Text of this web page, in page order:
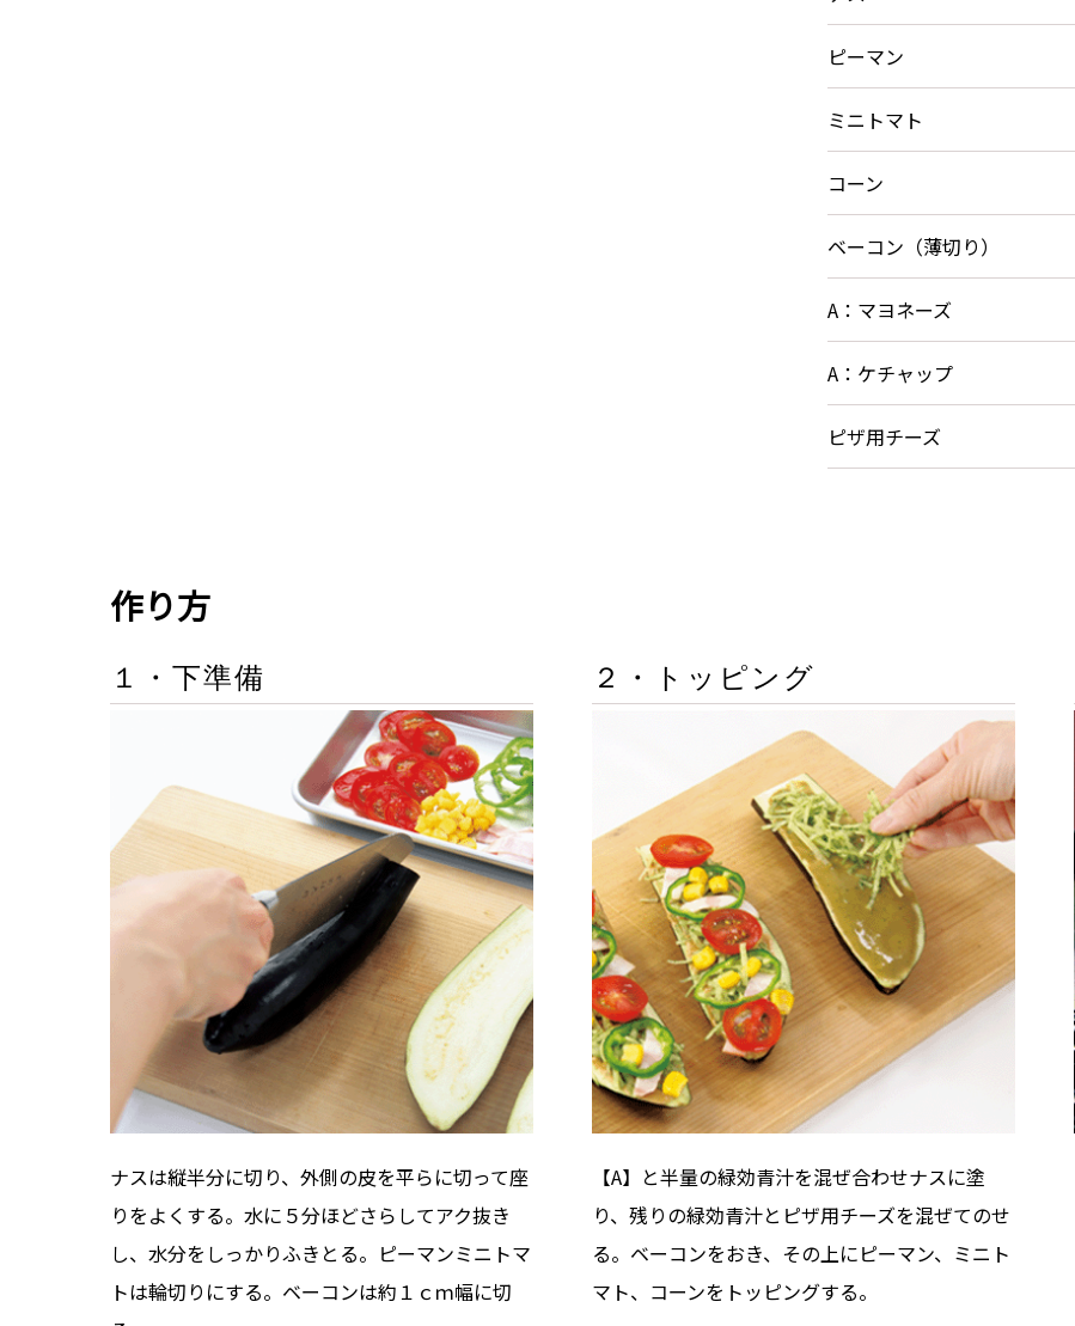
ピーマン
ミニトマト
コーン
ベーコン（薄切り）
A：マヨネーズ
A：ケチャップ
ピザ用チーズ
作り方
１・下準備
ナスは縦半分に切り、外側の皮を平らに切って座
りをよくする。水に５分ほどさらしてアク抜き
し、水分をしっかりふきとる。ピーマンミニトマ
トは輪切りにする。ベーコンは約１ｃｍ幅に切
２・トッピング
【A】と半量の緑効青汁を混ぜ合わせナスに塗
り、残りの緑効青汁とピザ用チーズを混ぜてのせ
る。ベーコンをおき、その上にピーマン、ミニト
マト、コーンをトッピングする。